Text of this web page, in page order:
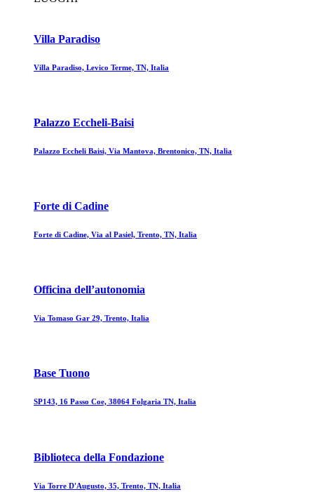
Villa Paradiso
Villa Paradiso, Levico Terme, TN, Italia
Palazzo Eccheli-Baisi
Palazzo Eccheli Baisi, Via Mantova, Brentonico, TN, Italia
Forte di Cadine
Forte di Cadine, Via al Pasiel, Trento, TN, Italia
Officina dell’autonomia
Via Tomaso Gar 29, Trento, Italia
Base Tuono
SP143, 16 Passo Coe, 38064 Folgaria TN, Italia
Biblioteca della Fondazione
Via Torre D'Augusto, 35, Trento, TN, Italia